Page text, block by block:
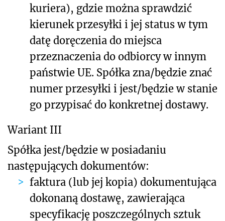
kuriera), gdzie można sprawdzić
kierunek przesyłki i jej status w tym
datę doręczenia do miejsca
przeznaczenia do odbiorcy w innym
państwie UE. Spółka zna/będzie znać
numer przesyłki i jest/będzie w stanie
go przypisać do konkretnej dostawy.
Wariant III
Spółka jest/będzie w posiadaniu
następujących dokumentów:
faktura (lub jej kopia) dokumentująca
dokonaną dostawę, zawierająca
specyfikację poszczególnych sztuk